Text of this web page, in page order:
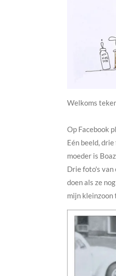
Welkoms
Op Facebook
Eén beeld,
moeder is
Drie foto's van
doen als ze
mijn kleinzoon